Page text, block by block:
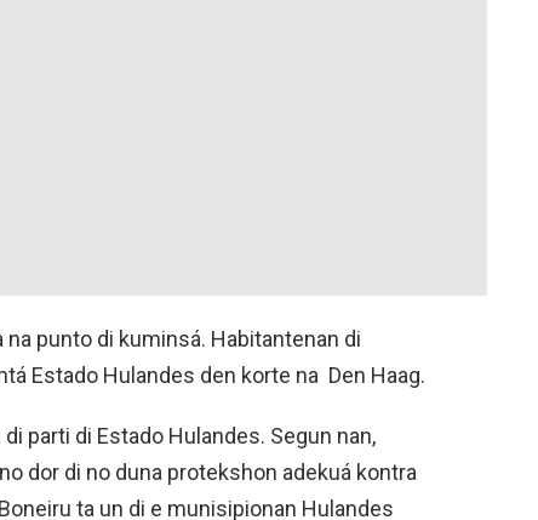
na punto di kuminsá. Habitantenan di
Estado Hulandes den korte na Den Haag.
parti di Estado Hulandes. Segun nan,
dor di no duna protekshon adekuá kontra
ta un di e munisipionan Hulandes